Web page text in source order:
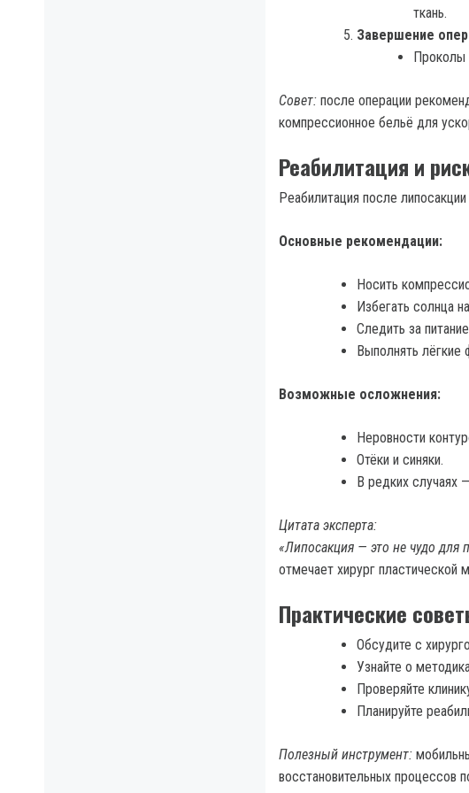
ткань.
Завершение
Проколы
Совет: после операции
компрессионное бельё для
Реабилитация и
Реабилитация после
Основные рекомендации:
Носить
Избегать солнца
Следить за
Выполнять лёгкие
Возможные осложнения:
Неровности
Отёки и синяки.
В редких случаях
Цитата эксперта:
«Липосакция — это не чудо для
отмечает хирург пластической
Практические
Обсудите с
Узнайте о
Проверяйте
Планируйте
Полезный инструмент:
восстановительных процессов